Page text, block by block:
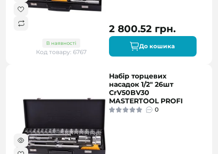
В наявності
Код товару: 6767
2 800.52 грн.
До кошика
Набір торцевих
насадок 1/2" 26шт
CrV50BV30
MASTERTOOL PROFI
0